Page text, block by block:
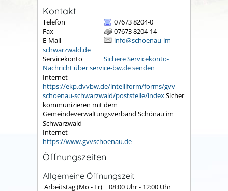
Kontakt
Telefon
07673 8204-0
Fax
07673 8204-14
E-Mail
info@schoenau-im-
schwarzwald.de
Servicekonto
Sichere Servicekonto-
Nachricht über service-bw.de senden
Internet
https://ekp.dvvbw.de/intelliform/forms/gvv-
schoenau-schwarzwald/poststelle/indexSicher
kommunizieren mit dem
Gemeindeverwaltungsverband Schönau im
Schwarzwald
Internet
https://www.gvvschoenau.de
Öffnungszeiten
Allgemeine Öffnungszeit
Arbeitstag (Mo - Fr) 08:00 Uhr- 12:00 Uhr